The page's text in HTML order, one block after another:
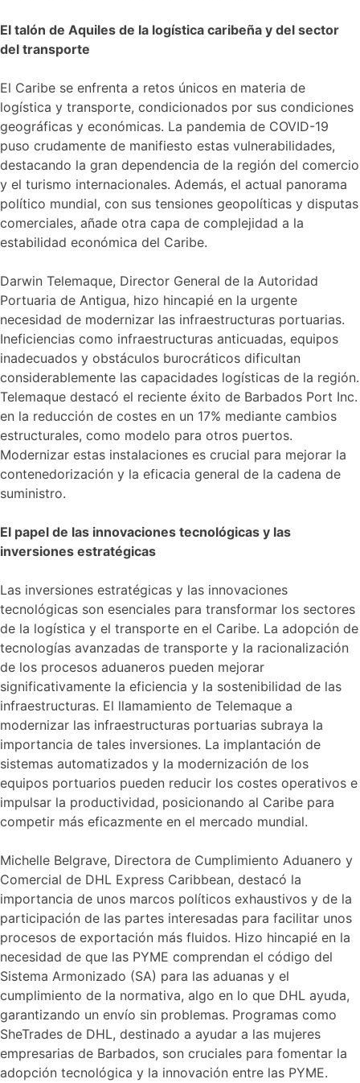
El talón de Aquiles de la logística caribeña y del sector
del transporte
El Caribe se enfrenta a retos únicos en materia de
logística y transporte, condicionados por sus condiciones
geográficas y económicas. La pandemia de COVID-19
puso crudamente de manifiesto estas vulnerabilidades,
destacando la gran dependencia de la región del comercio
y el turismo internacionales. Además, el actual panorama
político mundial, con sus tensiones geopolíticas y disputas
comerciales, añade otra capa de complejidad a la
estabilidad económica del Caribe.
Darwin Telemaque, Director General de la Autoridad
Portuaria de Antigua, hizo hincapié en la urgente
necesidad de modernizar las infraestructuras portuarias.
Ineficiencias como infraestructuras anticuadas, equipos
inadecuados y obstáculos burocráticos dificultan
considerablemente las capacidades logísticas de la región.
Telemaque destacó el reciente éxito de Barbados Port Inc.
en la reducción de costes en un 17% mediante cambios
estructurales, como modelo para otros puertos.
Modernizar estas instalaciones es crucial para mejorar la
contenedorización y la eficacia general de la cadena de
suministro.
El papel de las innovaciones tecnológicas y las
inversiones estratégicas
Las inversiones estratégicas y las innovaciones
tecnológicas son esenciales para transformar los sectores
de la logística y el transporte en el Caribe. La adopción de
tecnologías avanzadas de transporte y la racionalización
de los procesos aduaneros pueden mejorar
significativamente la eficiencia y la sostenibilidad de las
infraestructuras. El llamamiento de Telemaque a
modernizar las infraestructuras portuarias subraya la
importancia de tales inversiones. La implantación de
sistemas automatizados y la modernización de los
equipos portuarios pueden reducir los costes operativos e
impulsar la productividad, posicionando al Caribe para
competir más eficazmente en el mercado mundial.
Michelle Belgrave, Directora de Cumplimiento Aduanero y
Comercial de DHL Express Caribbean, destacó la
importancia de unos marcos políticos exhaustivos y de la
participación de las partes interesadas para facilitar unos
procesos de exportación más fluidos. Hizo hincapié en la
necesidad de que las PYME comprendan el código del
Sistema Armonizado (SA) para las aduanas y el
cumplimiento de la normativa, algo en lo que DHL ayuda,
garantizando un envío sin problemas. Programas como
SheTrades de DHL, destinado a ayudar a las mujeres
empresarias de Barbados, son cruciales para fomentar la
adopción tecnológica y la innovación entre las PYME.